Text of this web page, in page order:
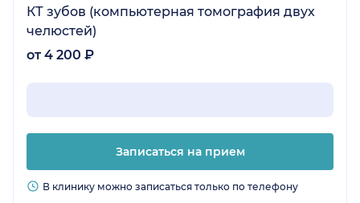
КТ зубов (компьютерная томография двух
челюстей)
от 4 200 ₽
Записаться на прием
В клинику можно записаться только по телефону